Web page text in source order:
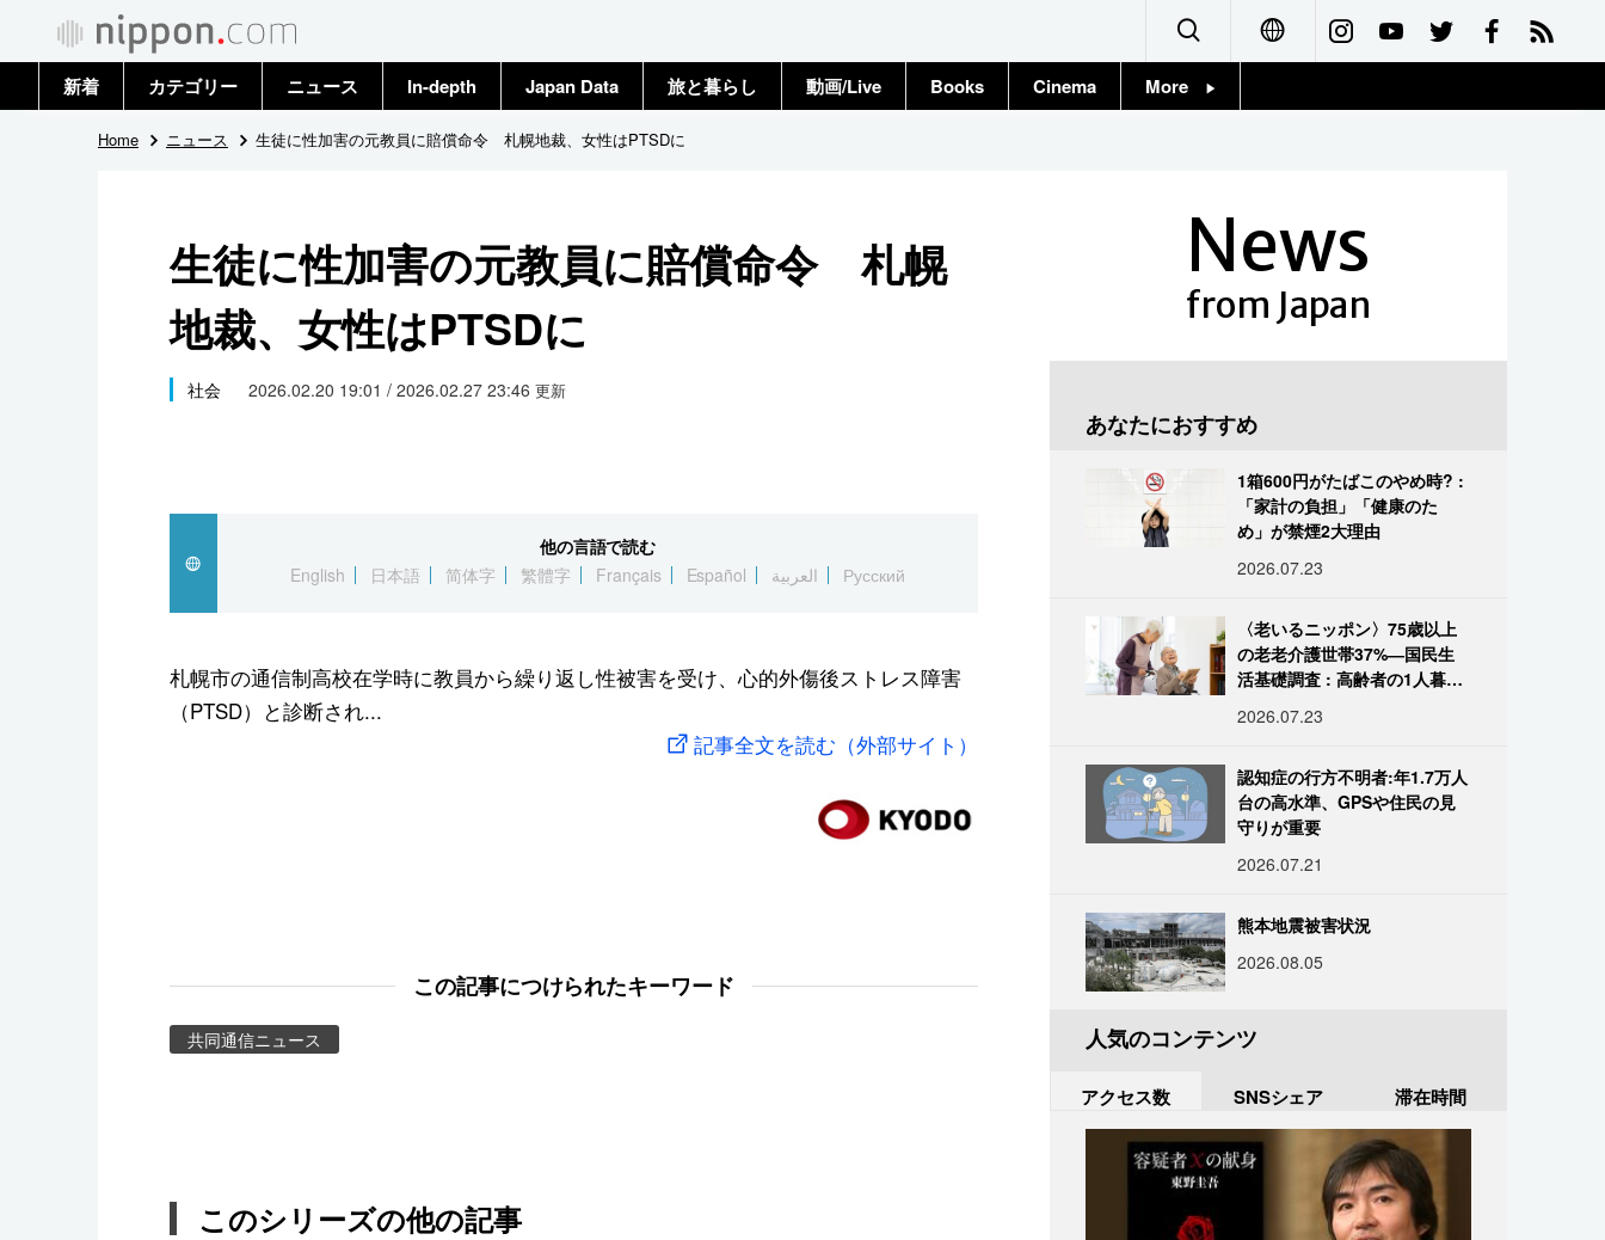
Français
新着 カテゴリー
政治・外交
国際
社会
文化
スポーツ・東京2020
ニュース
トップ
In-depth Japan Data 旅と暮らし 動画/Live Books Cinema More
Home ニュース 生徒に性加害の元教員に賠償命令 札幌地裁、女性はPTSDに
生徒に性加害の元教員に賠償命令 札幌
地裁、女性はPTSDに
社会 2026.02.20 19:01 / 2026.02.27 23:46 更新
他の言語で読む
English
日本語 简体字 繁體字 Français Español العربية Русский
札幌市の通信制高校在学時に教員から繰り返し性被害を受け、心的外傷後ストレス障害
（PTSD）と診断され...
記事全文を読む（外部サイト）
この記事につけられたキーワード
共同通信ニュース
このシリーズの他の記事
News
from Japan
あなたにおすすめ
1箱600円がたばこのやめ時? :
「家計の負担」「健康のた
め」が禁煙2大理由
2026.07.23
〈老いるニッポン〉75歳以上
の老老介護世帯37%―国民生
活基礎調査 : 高齢者の1人暮ら
2026.07.23
認知症の行方不明者:年1.7万人
台の高水準、GPSや住民の見
守りが重要
2026.07.21
熊本地震被害状況
2026.08.05
人気のコンテンツ
アクセス数 SNSシェア 滞在時間